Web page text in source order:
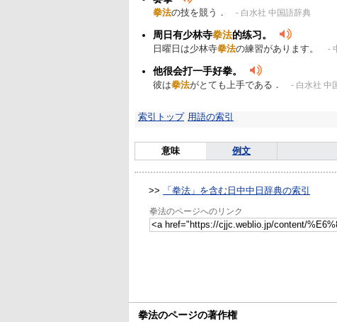
拳法の技を競う． - 白水社 中国語辞典
周日有少林寺拳法的练习。
日曜日は少林寺拳法の練習があります。 -
他很会打一手好拳。
彼は拳法がとても上手である． - 白水社 中
索引トップ 用語の索引
意味 例文
>> 「拳法」を含む日中中日辞典の索引
拳法のページへのリンク
拳法のページの著作権